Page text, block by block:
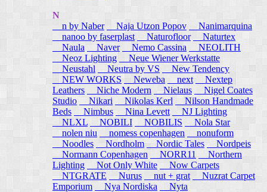
N
n by Naber
Naja Utzon Popov
Nanimarquina
nanoo by faserplast
Naturofloor
Naturtex
Naula
Naver Nemo Cassina
NEOLITH
Neoz Lighting
Neue Wiener Werkstatte
Neustahl
Neutra by VS
New Tendency
NEW WORKS
Neweba next
Nextep
Leathers
Niche Modern Nielaus
Nigel Coates
Studio
Nikari Nikolas Kerl
Nilson Handmade
Beds
Nimbus Nina Levett
NJ Lighting
NLXL
NOBILI NOBILIS
Nola Star
nolen niu
nomess copenhagen
nonuform
Noodles
Nordholm Nordic Tales
Nordpeis
Normann Copenhagen
NORR11
Northern
Lighting
Not Only White
Now Carpets
NTGRATE
Nurus nut + grat
Nuzrat Carpet
Emporium
Nya Nordiska Nyta